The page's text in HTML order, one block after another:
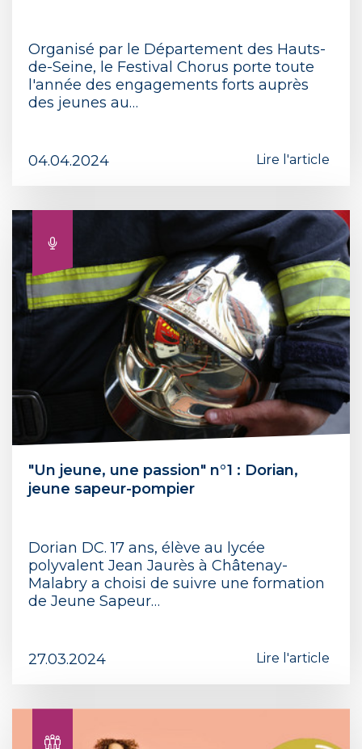
Organisé par le Département des Hauts-
de-Seine, le Festival Chorus porte toute
l'année des engagements forts auprès
des jeunes au…
04.04.2024 Lire l'article
"Un jeune, une passion" n°1 : Dorian,
jeune sapeur-pompier
Dorian DC. 17 ans, élève au lycée
polyvalent Jean Jaurès à Châtenay-
Malabry a choisi de suivre une formation
de Jeune Sapeur…
27.03.2024 Lire l'article